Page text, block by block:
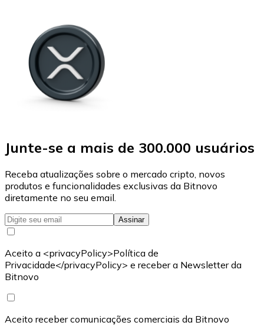
Junte-se a mais de 300.000 usuários
Receba atualizações sobre o mercado cripto, novos
produtos e funcionalidades exclusivas da Bitnovo
diretamente no seu email.
Assinar
Aceito a <privacyPolicy>Política de
Privacidade</privacyPolicy> e receber a Newsletter da
Bitnovo
Aceito receber comunicações comerciais da Bitnovo